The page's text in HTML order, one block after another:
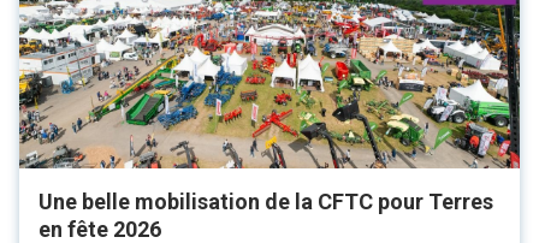
Une belle mobilisation de la CFTC pour Terres
en fête 2026